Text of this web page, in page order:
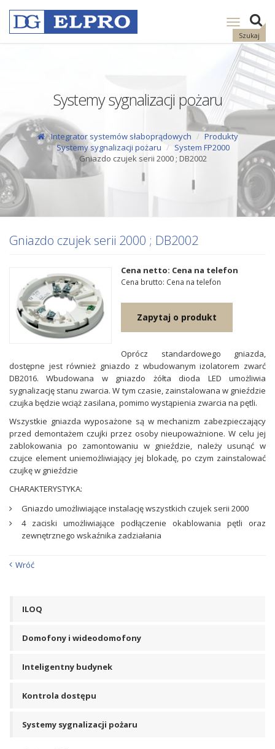
Szukaj
Pokaż
nawigację
Systemy sygnalizacji pożaru
Integrator systemów słaboprądowych
Produkty
Systemy sygnalizacji pożaru
System FP2000
Gniazdo czujek serii 2000 ; DB2002
Gniazdo czujek serii 2000 ; DB2002
Cena netto: Cena na telefon
Cena brutto: Cena na telefon
Zapytaj o produkt
Oprócz standardowego gniazda,
dostępne jest również gniazdo z wbudowanym izolatorem zwarć
DB2016. Wbudowana w gniazdo żółta dioda LED umożliwia
sygnalizację stanu zwarcia. W tym czasie, zainstalowana w gnieździe
czujka będzie wciąż zasilana, pomimo wystąpienia zwarcia na pętli.
Wszystkie gniazda wyposażone są w mechanizm zabezpieczający
przed demontażem czujki przez osoby nieupoważnione. W celu jej
zablokowania po zamontowaniu w gnieździe, należy usunąć w
czujce element uniemożliwiający jej blokadę, po czym zainstalować
czujkę w gnieździe
CHARAKTERYSTYKA:
Gniazdo umożliwiające instalację wszystkich czujek serii 2000
4 zaciski umożliwiające podłączenie okablowania pętli oraz
zewnętrznego wskaźnika zadziałania
Wróć
ILOQ
Domofony i wideodomofony
Inteligentny budynek
Kontrola dostępu
Systemy sygnalizacji pożaru